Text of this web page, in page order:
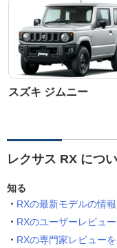
スズキ ジムニー
レクサス RX につ
知る
RXの最新モデルの情
RXのユーザーレビュ
RXの専門家レビュー